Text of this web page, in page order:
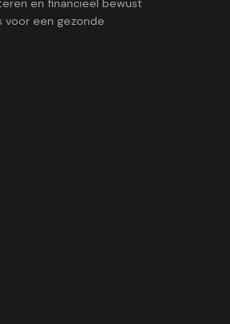
en financieel bewust
voor een gezonde